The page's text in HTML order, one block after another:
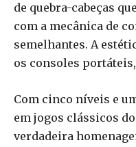
de quebra-cabeças
com a mecânica de
semelhantes. A
os consoles
Com cinco níveis e
em jogos clássicos
verdadeira